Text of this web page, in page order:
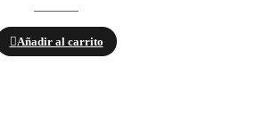
Añadir al carrito